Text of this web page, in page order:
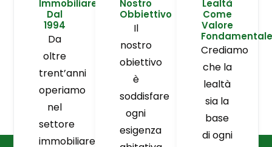
Immobiliare
Dal
1994
Da
oltre
trent’anni
operiamo
nel
settore
immobiliare
Nostro
Obbiettivo
Il
nostro
obiettivo
è
soddisfare
ogni
esigenza
Lealtà
Come
Valore
Fondamentale
Crediamo
che la
lealtà
sia la
base
di ogni